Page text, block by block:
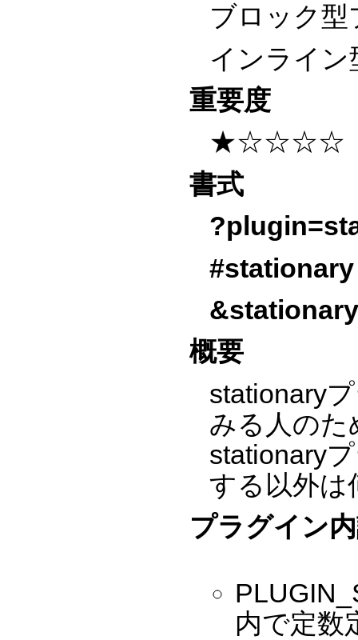
ブロック
インライ
重要度
★☆☆☆☆
書式
#stationary
概要
stationary
みる人のた
stationary
する以外は
プラグイン
内で定数